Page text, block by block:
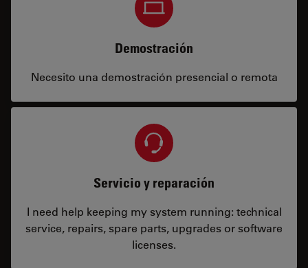
Demostración
Necesito una demostración presencial o remota
Servicio y reparación
I need help keeping my system running: technical
service, repairs, spare parts, upgrades or software
licenses.